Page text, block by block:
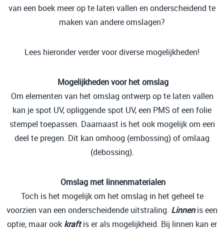
van een boek meer op te laten vallen en onderscheidend te
maken van andere omslagen?
Lees hieronder verder voor diverse mogelijkheden!
Mogelijkheden voor het omslag
Om elementen van het omslag ontwerp op te laten vallen
kan je spot UV, opliggende spot UV, een PMS of een folie
stempel toepassen. Daarnaast is het ook mogelijk om een
deel te pregen. Dit kan omhoog (embossing) of omlaag
(debossing).
Omslag met linnenmaterialen
Toch is het mogelijk om het omslag in het geheel te
voorzien van een onderscheidende uitstraling. Linnenis een
optie, maar ook kraftis er als mogelijkheid. Bij linnen kan er